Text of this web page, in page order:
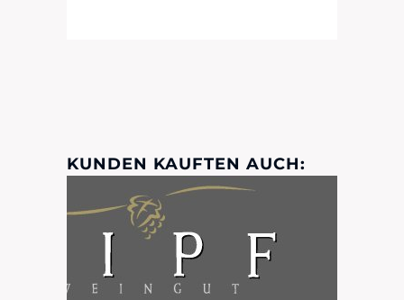
KUNDEN KAUFTEN AUCH: